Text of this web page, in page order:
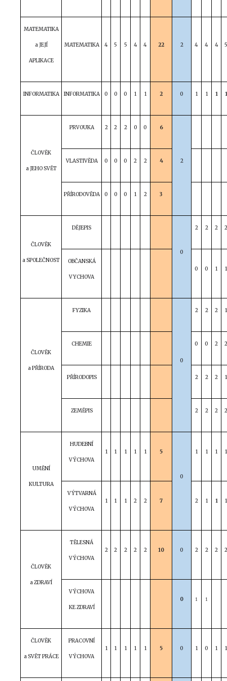
MATEMATIKA
a JEJÍ
APLIKACE
MATEMATIKA 4 5 5 4 4 22 2 4 4 4 5
INFORMATIKA INFORMATIKA 0 0 0 1 1 2 0 1 1 1 1
ČLOVĚK
a JEHO SVĚT
PRVOUKA 2 2 2 0 0 6
2
VLASTIVĚDA 0 0 0 2 2 4
PŘÍRODOVĚDA 0 0 0 1 2 3
ČLOVĚK
a SPOLEČNOST
DĚJEPIS
0
2 2 2 2
OBČANSKÁ
VYCHOVA
0 0 1 1
ČLOVĚK
a PŘÍRODA
FYZIKA
0
2 2 2 1
CHEMIE 0 0 2 2
PŘÍRODOPIS 2 2 2 1
ZEMĚPIS 2 2 2 2
UMĚNÍ
KULTURA
HUDEBNÍ
VÝCHOVA
1 1 1 1 1 5
0
1 1 1 1
VÝTVARNÁ
VÝCHOVA
1 1 1 2 2 7 2 1 1 1
ČLOVĚK
a ZDRAVÍ
TĚLESNÁ
VÝCHOVA
2 2 2 2 2 10 0 2 2 2 2
VÝCHOVA
KE ZDRAVÍ
0 1 1
ČLOVĚK
a SVĚT PRÁCE
PRACOVNÍ
VÝCHOVA
1 1 1 1 1 5 0 1 0 1 1